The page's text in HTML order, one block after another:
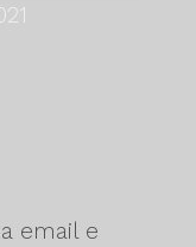
email e